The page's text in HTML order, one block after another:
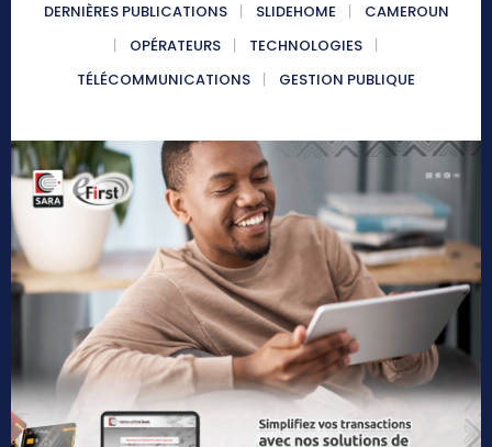
DERNIÈRES PUBLICATIONS SLIDEHOME
CAMEROUN
OPÉRATEURS
TECHNOLOGIES
TÉLÉCOMMUNICATIONS
GESTION PUBLIQUE